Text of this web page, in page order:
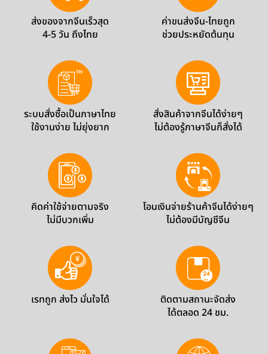
ส่งของจากจีนเร็วสุด
4-5 วัน ถึงไทย
ค่าขนส่งจีน-ไทยถูก
ช่วยประหยัดต้นทุน
ระบบสั่งซื้อเป็นภาษาไทย
ใช้งานง่าย ไม่ยุ่งยาก
สั่งสินค้าจากจีนได้ง่ายๆ
ไม่ต้องรู้ภาษาจีนก็สั่งได้
คิดค่าใช้จ่ายตามจริง
ไม่มีบวกเพิ่ม
โอนเงินจ่ายร้านค้าจีนได้ง่ายๆ
ไม่ต้องมีบัญชีจีน
เรทถูก ส่งไว มั่นใจได้
ติดตามสถานะจัดส่ง
ได้ตลอด 24 ชม.